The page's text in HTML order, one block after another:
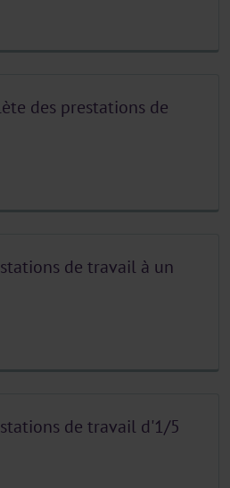
des prestations de
de travail à un
de travail d'1/5